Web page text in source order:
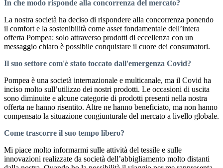
In che modo risponde alla concorrenza del mercato?
La nostra società ha deciso di rispondere alla concorrenza ponendo
il comfort e la sostenibilità come asset fondamentale dell’intera
offerta Pompea: solo attraverso prodotti di eccellenza con un
messaggio chiaro è possibile conquistare il cuore dei consumatori.
Il suo settore com'è stato toccato dall'emergenza Covid?
Pompea è una società internazionale e multicanale, ma il Covid ha
inciso molto sull’utilizzo dei nostri prodotti. Le occasioni di uscita
sono diminuite e alcune categorie di prodotti presenti nella nostra
offerta ne hanno risentito. Altre ne hanno beneficiato, ma non hanno
compensato la situazione congiunturale del mercato a livello globale.
Come trascorre il suo tempo libero?
Mi piace molto informarmi sulle attività del tessile e sulle
innovazioni realizzate da società dell’abbigliamento molto distanti